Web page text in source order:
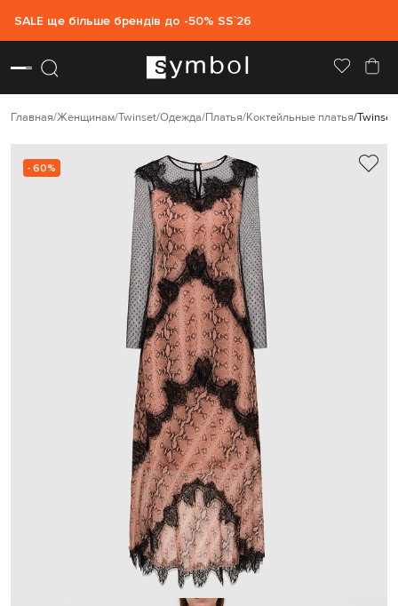
SALE ще більше брендів до -50% SS`26
Главная Женщинам Twinset Одежда Платья Коктейльные платья Twinset
- 60%